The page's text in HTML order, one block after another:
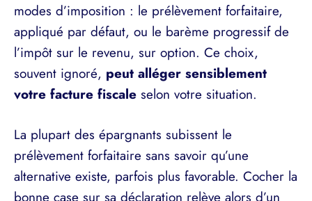
modes d’imposition : le prélèvement forfaitaire,
appliqué par défaut, ou le barème progressif de
l’impôt sur le revenu, sur option. Ce choix,
souvent ignoré, peut alléger sensiblement
votre facture fiscale selon votre situation.
La plupart des épargnants subissent le
prélèvement forfaitaire sans savoir qu’une
alternative existe, parfois plus favorable. Cocher la